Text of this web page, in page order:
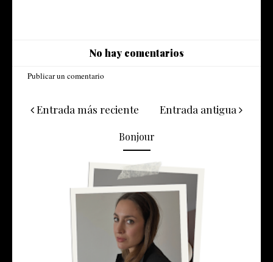
No hay comentarios
Publicar un comentario
Entrada más reciente Entrada antigua
Bonjour